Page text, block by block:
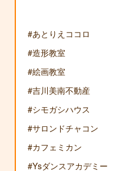
#あとりえココロ
#造形教室
#絵画教室
#吉川美南不動産
#シモガシハウス
#サロンドチャコン
#カフェミカン
#Ysダンスアカデミー